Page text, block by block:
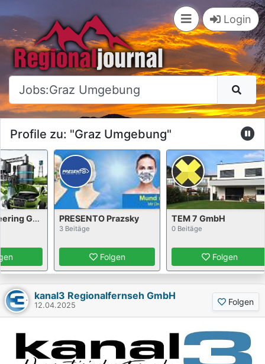
Login
Profile zu: "Graz Umgebung"
ASCO Engineering GmbH PRESENTO Prazsky
3 Beitäge
Folgen
TEM 7 GmbH
0 Beitäge
Folgen
kanal3 Regionalfernseh GmbH
12.04.2025 Folgen